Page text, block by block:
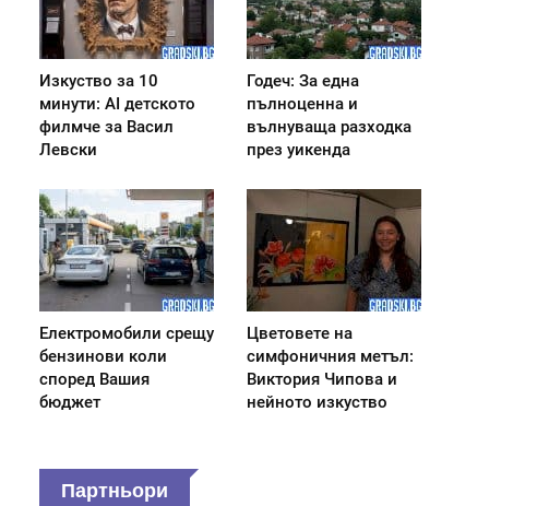
Изкуство за 10
минути: AI детското
филмче за Васил
Левски
Годеч: За една
пълноценна и
вълнуваща разходка
през уикенда
Електромобили срещу
бензинови коли
според Вашия
бюджет
Цветовете на
симфоничния метъл:
Виктория Чипова и
нейното изкуство
Партньори